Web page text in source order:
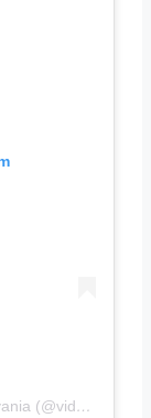
A post shared by Silke - Vida en Pennsylvania (@vidaenpa)